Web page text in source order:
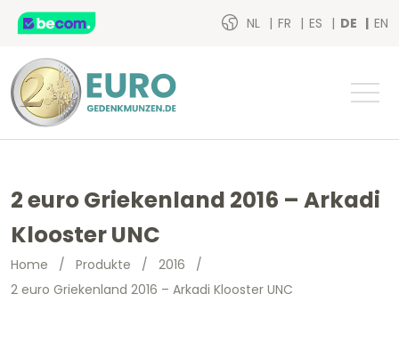
NL FR ES DE EN
2 euro Griekenland 2016 – Arkadi
Klooster UNC
Home / Produkte / 2016 /
2 euro Griekenland 2016 – Arkadi Klooster UNC